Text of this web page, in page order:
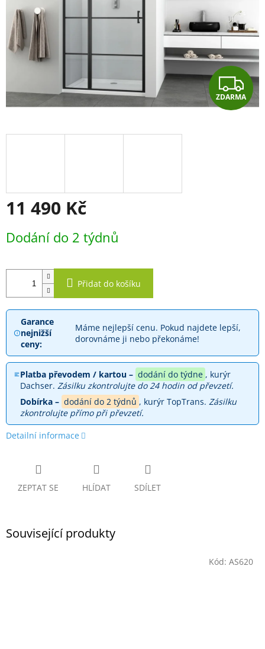
Z
D
ZDARMA
11 490 Kč
cena:
Dodání do 2 týdnů
Přidat do košíku
Garance
nejnižší
ceny:
Máme nejlepší cenu. Pokud najdete lepší,
dorovnáme ji nebo překonáme!
Platba převodem / kartou – dodání do týdne , kurýr
Dachser. Zásilku zkontrolujte do 24 hodin od převzetí.
Dobírka – dodání do 2 týdnů , kurýr TopTrans. Zásilku
zkontrolujte přímo při převzetí.
Detailní informace
ZEPTAT SE HLÍDAT SDÍLET
Související produkty
Kód: AS620